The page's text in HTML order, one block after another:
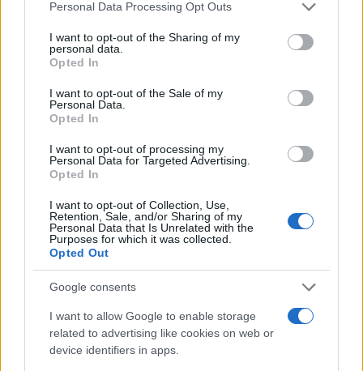
Please note that this website/app uses one or more Google
not limited to your visit or usage behaviour. You may click to
grant or deny consent to Google and its third-party tags to
use your data for below specified purposes in below Google
consent section.
Personal Data Processing Opt Outs
I want to opt-out of the Sharing of my
personal data.
Opted In
I want to opt-out of the Sale of my
Personal Data.
Opted In
I want to opt-out of processing my
Personal Data for Targeted Advertising.
Opted In
I want to opt-out of Collection, Use,
Retention, Sale, and/or Sharing of my
Personal Data that Is Unrelated with the
Purposes for which it was collected.
Opted Out
Google consents
I want to allow Google to enable storage
related to advertising like cookies on web or
device identifiers in apps.
παραδοσιακές κρυσταλλικές δομές που ραγίζουν με
την πάροδο του χρόνου, το «άμορφο» υλικό λειτουργεί
σαν σφουγγάρι, επιτρέποντας στην μπαταρία να
καταστρέφεται. Επιπλέον, η αποθήκευση ενέργειας
γίνεται μέσω ψευδοχωρητικότητας, επιτρέποντας
ακαριαία, γεγονός που εξηγεί την ταχύτατη φόρτιση.
Το πιο εντυπωσιακό στοιχείο; Η μέθοδος κατασκευής
θυμίζει εκτύπωση. ΗNordic Nano χρησιμοποιεί μια
τεχνική «εκτύπωσης νανο-ρευστών», κάτι που θα
μπορούσε να δικαιολογήσει την ταχύτητα με την
οποία η Donut Lab δηλώνει έτοιμη για μαζική
Γιατί δεν πρόκειται (μάλλον...) για απάτη